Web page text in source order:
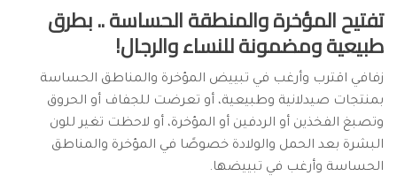
تفتيح المؤخرة والمنطقة الحساسة .. بطرق
طبيعية ومضمونة للنساء والرجال!
زفافي اقترب وأرغب في تبييض المؤخرة والمناطق الحساسة
بمنتجات صيدلانية وطبيعية، أو تعرضت للجفاف أو الحروق
وتصبغ الفخذين أو الردفين أو المؤخرة، أو لاحظت تغير للون
البشرة بعد الحمل والولادة خصوصًا في المؤخرة والمناطق
الحساسة وأرغب في تبييضها.